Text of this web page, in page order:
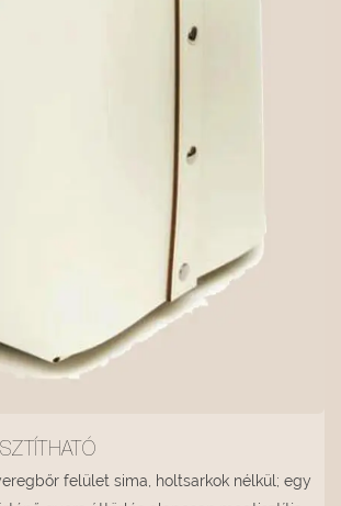
felület sima, holtsarkok nélkül; egy